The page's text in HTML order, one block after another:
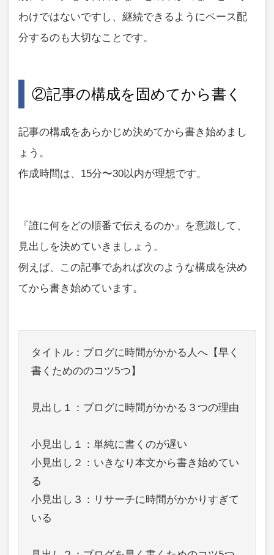
わけではないですし、継続できるようにペース配
分するのも大切なことです。
②記事の構成を固めてから書く
記事の構成をあらかじめ決めてから書き始めまし
ょう。
作成時間は、15分〜30以内が理想です。
『誰に何をどの順番で伝えるのか』を意識して、
見出しを決めていきましょう。
例えば、この記事であれば次のような構成を決め
てから書き始めています。
タイトル：ブログに時間がかかる人へ【早く
書くためののコツ5つ】
見出し１：ブログに時間がかかる３つの理由
小見出し１：単純に書くのが遅い
小見出し２：いきなり本文から書き始めてい
る
小見出し３：リサーチに時間がかかりすぎて
いる